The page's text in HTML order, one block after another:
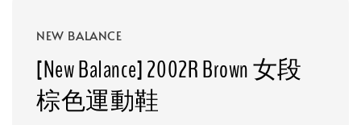
NEW BALANCE
[New Balance] 2002R Brown 女段
棕色運動鞋